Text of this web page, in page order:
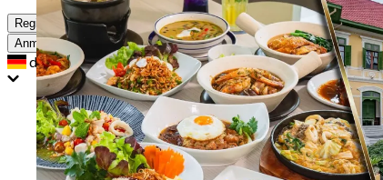
Registrieren
Anmelden
de